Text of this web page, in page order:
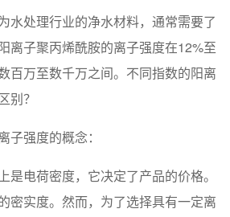
水处理行业的净水材料，通常需要了
离子聚丙烯酰胺的离子强度在12%至
百万至数千万之间。不同指数的阳离
别？
子强度的概念：
是电荷密度，它决定了产品的价格。
密实度。然而，为了选择具有一定离